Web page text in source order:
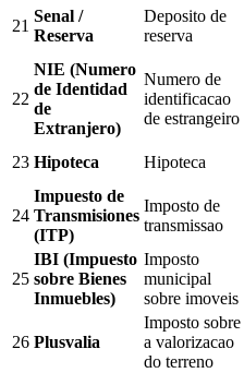
21
Senal /
Reserva
Deposito de
reserva
22
NIE (Numero
de Identidad
de
Extranjero)
Numero de
identificacao
de estrangeiro
23 Hipoteca Hipoteca
24
Impuesto de
Transmisiones
(ITP)
Imposto de
transmissao
25
IBI (Impuesto
sobre Bienes
Inmuebles)
Imposto
municipal
sobre imoveis
26 Plusvalia
Imposto sobre
a valorizacao
do terreno